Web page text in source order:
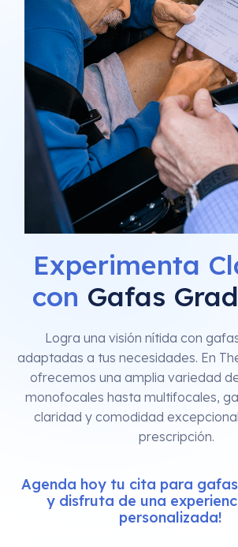
Experimenta
con Gafas
Logra una visión nítida con
adaptadas a tus necesidades. En
ofrecemos una amplia variedad
monofocales hasta multifocales,
claridad y comodidad
prescripción.
Agenda hoy tu cita para
y disfruta de una
personalizada!